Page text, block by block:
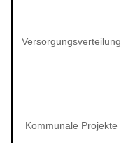
Versorgungsverteilung
Kommunale Projekte